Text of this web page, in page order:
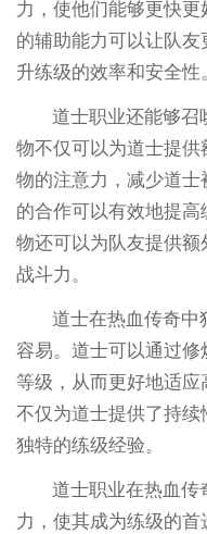
力，使他们能够更快
的辅助能力可以让队
升练级的效率和安全性
道士职业还能够召
物不仅可以为道士提
物的注意力，减少道士
的合作可以有效地提
物还可以为队友提供
战斗力。
道士在热血传奇中
容易。道士可以通过
等级，从而更好地适
不仅为道士提供了持
独特的练级经验。
道士职业在热血传
力，使其成为练级的